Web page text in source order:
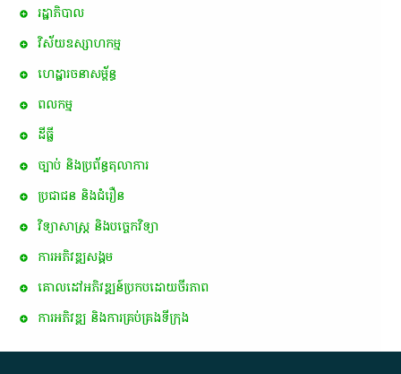
រដ្ឋាភិបាល
វិស័យឧស្សាហកម្ម
ហេដ្ឋារចនាសម្ព័ន្ធ
ពល​កម្ម
ដីធ្លី
ច្បាប់ និងប្រព័ន្ធតុលាការ
ប្រជាជន និងជំរឿន
វិទ្យាសាស្ត្រ និងបច្ចេកវិទ្យា
ការ​អភិវឌ្ឍ​សង្គម
គោលដៅ​អភិវឌ្ឍន៍​ប្រកបដោយ​ចីរភាព
ការអភិវឌ្ឍ និងការគ្រប់គ្រងទីក្រុង